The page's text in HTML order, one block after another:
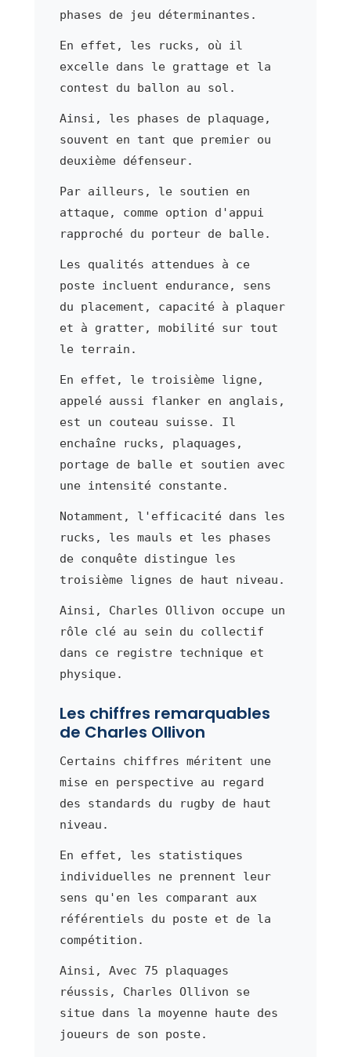
phases de jeu déterminantes.
En effet, les rucks, où il
excelle dans le grattage et la
contest du ballon au sol.
Ainsi, les phases de plaquage,
souvent en tant que premier ou
deuxième défenseur.
Par ailleurs, le soutien en
attaque, comme option d'appui
rapproché du porteur de balle.
Les qualités attendues à ce
poste incluent endurance, sens
du placement, capacité à plaquer
et à gratter, mobilité sur tout
le terrain.
En effet, le troisième ligne,
appelé aussi flanker en anglais,
est un couteau suisse. Il
enchaîne rucks, plaquages,
portage de balle et soutien avec
une intensité constante.
Notamment, l'efficacité dans les
rucks, les mauls et les phases
de conquête distingue les
troisième lignes de haut niveau.
Ainsi, Charles Ollivon occupe un
rôle clé au sein du collectif
dans ce registre technique et
physique.
Les chiffres remarquables
de Charles Ollivon
Certains chiffres méritent une
mise en perspective au regard
des standards du rugby de haut
niveau.
En effet, les statistiques
individuelles ne prennent leur
sens qu'en les comparant aux
référentiels du poste et de la
compétition.
Ainsi, Avec 75 plaquages
réussis, Charles Ollivon se
situe dans la moyenne haute des
joueurs de son poste.